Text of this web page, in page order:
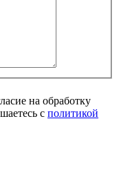
на обработку
с политикой